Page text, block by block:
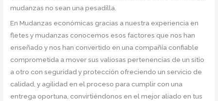
mudanzas no sean una pesadilla.
En Mudanzas económicas gracias a nuestra experiencia en
fletes y mudanzas conocemos esos factores que nos han
enseñado y nos han convertido en una compañía confiable
comprometida a mover sus valiosas pertenencias de un sitio
a otro con seguridad y protección ofreciendo un servicio de
calidad, y agilidad en el proceso para cumplir con una
entrega oportuna, convirtiéndonos en el mejor aliado en tus